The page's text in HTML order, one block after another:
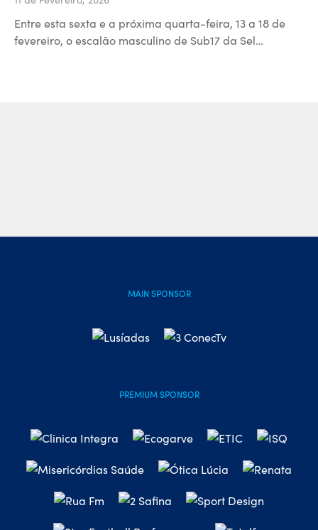
Entre esta sexta e a próxima quarta-feira, 13 a 18 de
fevereiro, o escalão masculino de Sub17 da Sel…
MAIN SPONSOR
PREMIUM SPONSOR